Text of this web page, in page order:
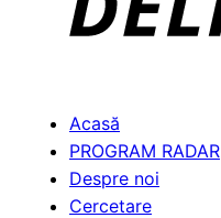
Acasă
PROGRAM RADAR
Despre noi
Cercetare